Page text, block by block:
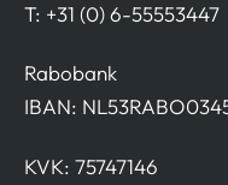
T: +31 (0) 6-55553447
Rabobank
IBAN:
KVK: 75747146